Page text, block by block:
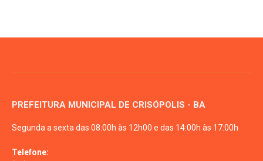
PREFEITURA MUNICIPAL DE CRISÓPOLIS - BA
Segunda a sexta das 08:00h às 12h00 e das 14:00h às 17:00h
Telefone: